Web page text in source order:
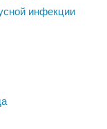
инфекции